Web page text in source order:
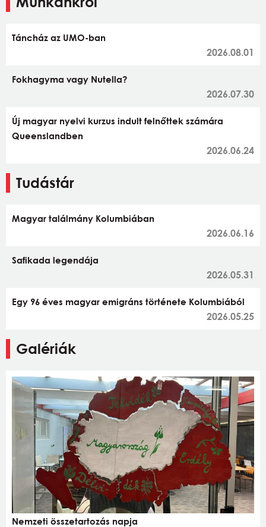
Táncház az UMO-ban
2026.08.01
Fokhagyma vagy Nutella?
2026.07.30
Új magyar nyelvi kurzus indult felnőttek számára
Queenslandben
2026.06.24
Tudástár
Magyar találmány Kolumbiában
2026.06.16
Safikada legendája
2026.05.31
Egy 96 éves magyar emigráns története Kolumbiából
2026.05.25
Galériák
Nemzeti összetartozás napja